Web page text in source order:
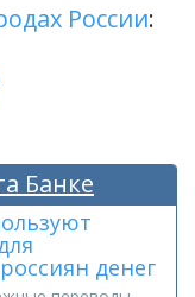
России:
Банке
денег